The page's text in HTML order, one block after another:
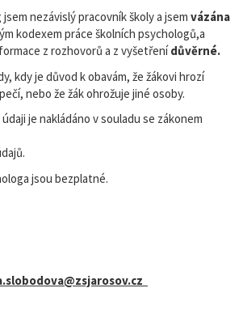
nezávislý pracovník školy a jsem vázána
kodexem práce školních psychologů,a
z rozhovorů a z vyšetřenídůvěrné.
kdy je důvod k obavám, že žákovi hrozí
nebo že žák ohrožuje jiné osoby.
je nakládáno v souladu se zákonem
jsou bezplatné.